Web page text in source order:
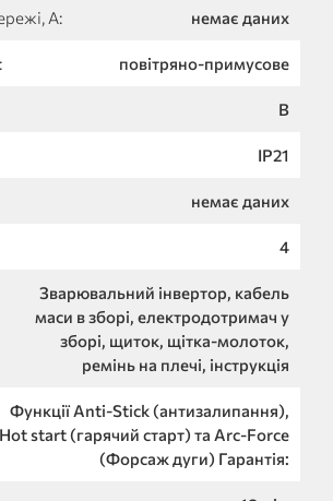
А: немає даних
повітряно-примусове
B
IP21
немає даних
4
Зварювальний інвертор, кабель
маси в зборі, електродотримач у
зборі, щиток, щітка-молоток,
ремінь на плечі, інструкція
Функції Anti-Stick (антизалипання),
Hot start (гарячий старт) та Arc-Force
(Форсаж дуги) Гарантія: